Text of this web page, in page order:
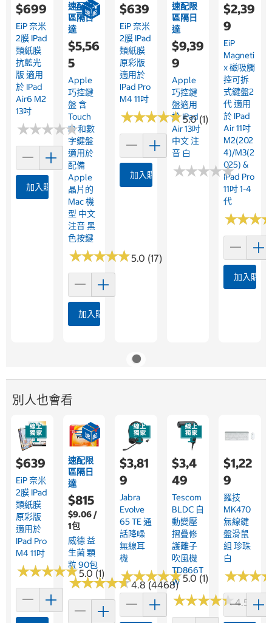
$699
EiP 奈米
2膜 IPad
類紙膜
抗藍光
版 適用
於 IPad
Air6 M2
13吋
★★★★★
★★★★★
加入購物車
速配限
區隔日
達
$5,56
5
Apple
巧控鍵
盤 含
Touch
ID 和數
字鍵盤
適用於
配備
Apple
晶片的
Mac 機
型 中文
注音 黑
色按鍵
★★★★★
★★★★★5.0 (17)
加入購物車
$639
EiP 奈米
2膜 IPad
類紙膜
原彩版
適用於
IPad Pro
M4 11吋
★★★★★
★★★★★5.0 (1)
加入購物車
速配限
區隔日
達
$9,39
9
Apple
巧控鍵
盤適用
於 IPad
Air 13吋
中文 注
音 白
★★★★★
★★★★★
$2,39
9
EiP
Magneti
X 磁吸觸
控可拆
式鍵盤2
代 適用
於 IPad
Air 11吋
M2(202
4)/M3(2
025) &
IPad Pro
11吋 1-4
代
★★★
★★★
加入購物
別人也會看
$639
EiP 奈米
2膜 IPad
類紙膜
原彩版
適用於
IPad Pro
M4 11吋
★★★★★
★★★★★5.0 (1)
速配限
區隔日
達
$815
$9.06 /
1包
威德 益
生菌 顆
粒 90包
★★★★★
★★★★★4.8 (4468)
$3,81
9
Jabra
Evolve
65 TE 通
話降噪
無線耳
機
★★★★★
★★★★★5.0 (1)
$3,4
49
Tescom
BLDC 自
動變壓
摺疊修
護離子
吹風機
TD866T
W
★★★★★
★★★★★4.5 (38)
$1,22
9
羅技
MK470
無線鍵
盤滑鼠
組 珍珠
白
★★★
★★★